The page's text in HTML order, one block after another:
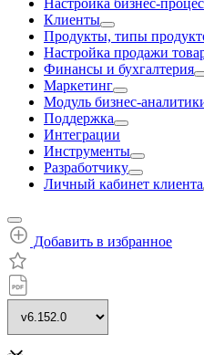
Настройка бизнес-
Клиенты
Продукты, типы
Настройка продажи
Финансы и бухгалтерия
Маркетинг
Модуль бизнес-
Поддержка
Интеграции
Инструменты
Разработчику
Личный кабинет клиента
Добавить в избранное